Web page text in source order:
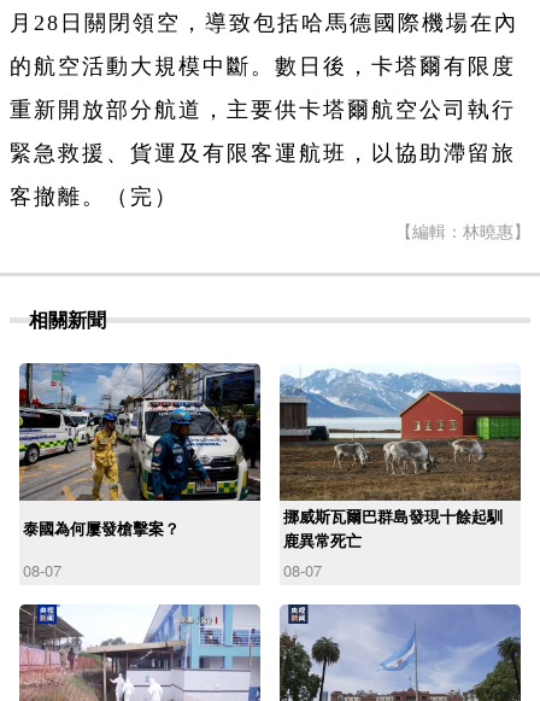
月28日關閉領空，導致包括哈馬德國際機場在內
的航空活動大規模中斷。數日後，卡塔爾有限度
重新開放部分航道，主要供卡塔爾航空公司執行
緊急救援、貨運及有限客運航班，以協助滯留旅
客撤離。（完）
【編輯：林曉惠】
相關新聞
泰國為何屢發槍擊案？
08-07
挪威斯瓦爾巴群島發現十餘起馴
鹿異常死亡
08-07